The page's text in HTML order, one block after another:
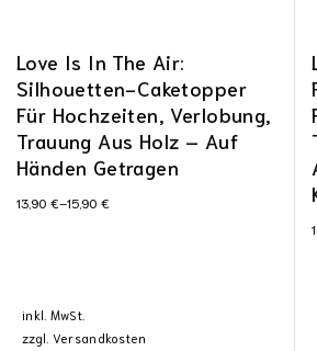
Love Is In The Air:
Silhouetten-Caketopper
Für Hochzeiten, Verlobung,
Trauung Aus Holz – Auf
Händen Getragen
13,90 €–15,90 €
inkl. MwSt.
zzgl. Versandkosten